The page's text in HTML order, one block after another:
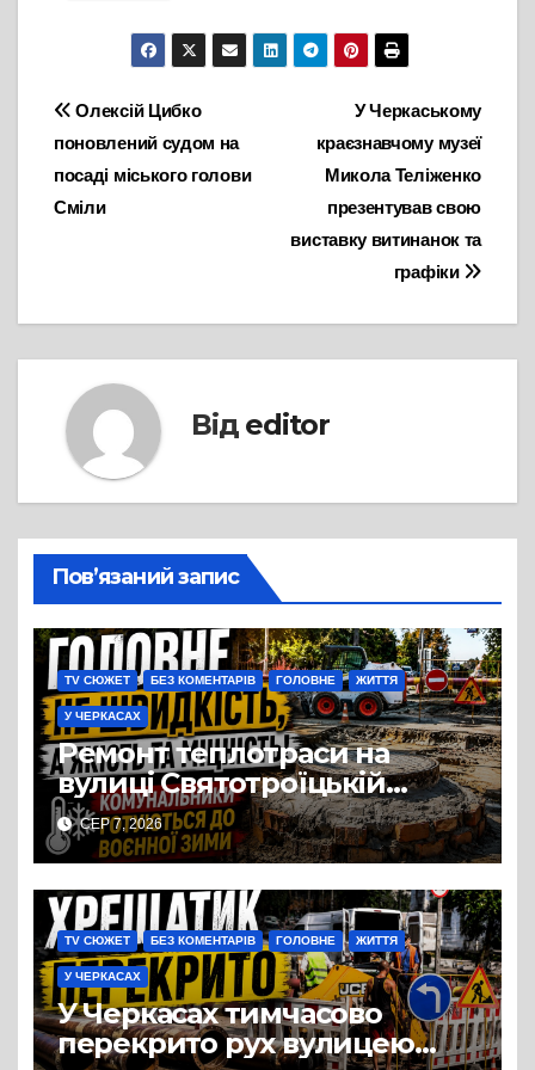
Навігація
записів
У Черкаському
краєзнавчому музеї
Микола Теліженко
презентував свою
виставку витинанок та
графіки
Олексій Цибко
поновлений судом на
посаді міського голови
Сміли
Від editor
Пов’язаний запис
TV СЮЖЕТ БЕЗ КОМЕНТАРІВ ГОЛОВНЕ ЖИТТЯ
У ЧЕРКАСАХ
Ремонт теплотраси на
вулиці Святотроїцькій
затягнувся порівняно із
запланованими термінами.
Вулицю досі не відкрили
для руху
СЕР 7, 2026
TV СЮЖЕТ БЕЗ КОМЕНТАРІВ ГОЛОВНЕ ЖИТТЯ
У ЧЕРКАСАХ
У Черкасах тимчасово
перекрито рух вулицею